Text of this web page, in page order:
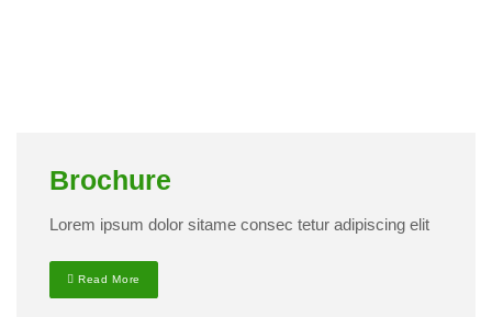
Brochure
Lorem ipsum dolor sitame consec tetur adipiscing elit
Read More